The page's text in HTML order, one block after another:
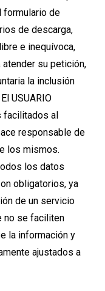
formulario de
de descarga,
e inequívoca,
su petición,
la inclusión
USUARIO
facilitados al
responsable de
los mismos.
los datos
obligatorios, ya
de un servicio
no se faciliten
la información y
ajustados a